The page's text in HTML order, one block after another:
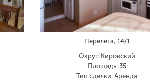
Перелёта, 14/1
Округ: Кировский
Площадь: 35
Тип сделки: Аренда